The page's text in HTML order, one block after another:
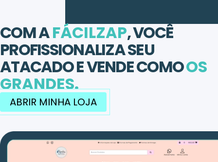
COM AFÁCILZAP, VOCÊ
PROFISSIONALIZA SEU
ATACADO E VENDE COMOOS
GRANDES.
ABRIR MINHA LOJA